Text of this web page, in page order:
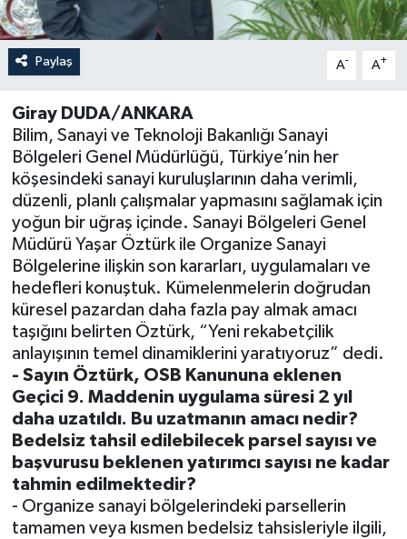
Paylaş A- A+
Giray DUDA/ANKARA
Bilim, Sanayi ve Teknoloji Bakanlığı Sanayi
Bölgeleri Genel Müdürlüğü, Türkiye’nin her
köşesindeki sanayi kuruluşlarının daha verimli,
düzenli, planlı çalışmalar yapmasını sağlamak için
yoğun bir uğraş içinde. Sanayi Bölgeleri Genel
Müdürü Yaşar Öztürk ile Organize Sanayi
Bölgelerine ilişkin son kararları, uygulamaları ve
hedefleri konuştuk. Kümelenmelerin doğrudan
küresel pazardan daha fazla pay almak amacı
taşığını belirten Öztürk, “Yeni rekabetçilik
anlayışının temel dinamiklerini yaratıyoruz” dedi.
- Sayın Öztürk, OSB Kanununa eklenen
Geçici 9. Maddenin uygulama süresi 2 yıl
daha uzatıldı. Bu uzatmanın amacı nedir?
Bedelsiz tahsil edilebilecek parsel sayısı ve
başvurusu beklenen yatırımcı sayısı ne kadar
tahmin edilmektedir?
- Organize sanayi bölgelerindeki parsellerin
tamamen veya kısmen bedelsiz tahsisleriyle ilgili,